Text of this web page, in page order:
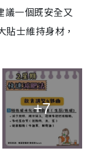
議一個既安全又
士維持身材，
+7